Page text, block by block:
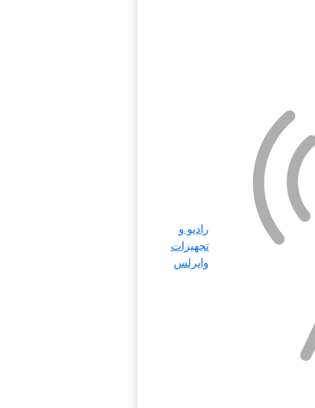
رادیو و
تجهیزات
وایرلس